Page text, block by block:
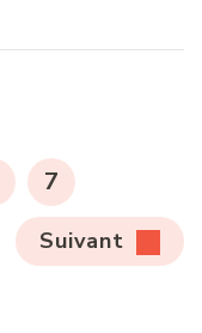
PAGE
7
Suivant